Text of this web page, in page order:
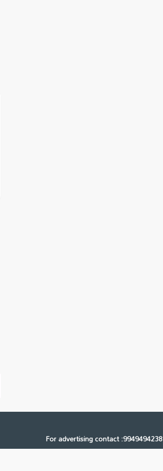
For advertising contact :9949494238
Email: digital@ntvnetwork.com